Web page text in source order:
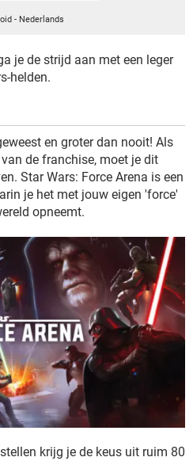
SNAPCHAT
SNAPCHAT
- Nederlands
je de strijd aan met een leger
helden.
en groter dan nooit! Als
de franchise, moet je dit
Star Wars: Force Arena is een
je het met jouw eigen 'force'
opneemt.
krijg je de keus uit ruim 80